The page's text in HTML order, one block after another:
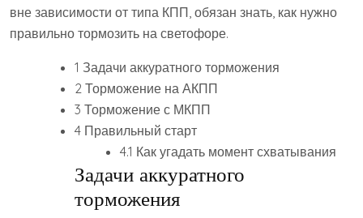
вне зависимости от типа КПП, обязан знать, как нужно
правильно тормозить на светофоре.
1 Задачи аккуратного торможения
2 Торможение на АКПП
3 Торможение с МКПП
4 Правильный старт
4.1 Как угадать момент схватывания
Задачи аккуратного
торможения